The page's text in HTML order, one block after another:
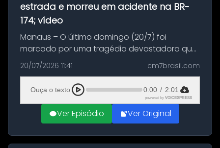
estrada e morreu em acidente na BR-
174; vídeo
Manaus – O último domingo (20/7) foi
marcado por uma tragédia devastadora que
resultou na morte precoce de dois jovens na
BR-174, na zona rural de Manaus. Um passeio
com destino a um típico café regio...
20/07/2026 11:41 cm7brasil.com
Ouça o texto 0:00 / 2:01
powered by VOICEXPRESS
Ver Episódio Ver Original